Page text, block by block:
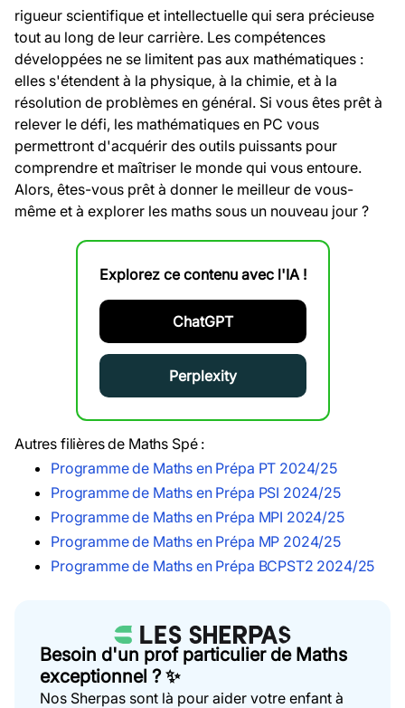
rigueur scientifique et intellectuelle qui sera précieuse
tout au long de leur carrière. Les compétences
développées ne se limitent pas aux mathématiques :
elles s'étendent à la physique, à la chimie, et à la
résolution de problèmes en général. Si vous êtes prêt à
relever le défi, les mathématiques en PC vous
permettront d'acquérir des outils puissants pour
comprendre et maîtriser le monde qui vous entoure.
Alors, êtes-vous prêt à donner le meilleur de vous-
même et à explorer les maths sous un nouveau jour ?
Explorez ce contenu avec l'IA !
ChatGPT
Perplexity
Autres filières de Maths Spé :
Programme de Maths en Prépa PT 2024/25
Programme de Maths en Prépa PSI 2024/25
Programme de Maths en Prépa MPI 2024/25
Programme de Maths en Prépa MP 2024/25
Programme de Maths en Prépa BCPST2 2024/25
Besoin d'un prof particulier de Maths
exceptionnel ? ✨
Nos Sherpas sont là pour aider votre enfant à